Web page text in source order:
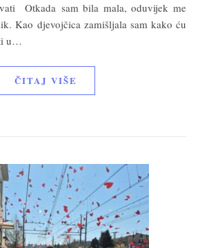
Otkada sam bila mala, oduvijek me
Kao djevojčica zamišljala sam kako ću
u…
ČITAJ VIŠE